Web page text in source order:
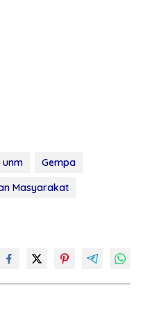
Gempa
Masyarakat